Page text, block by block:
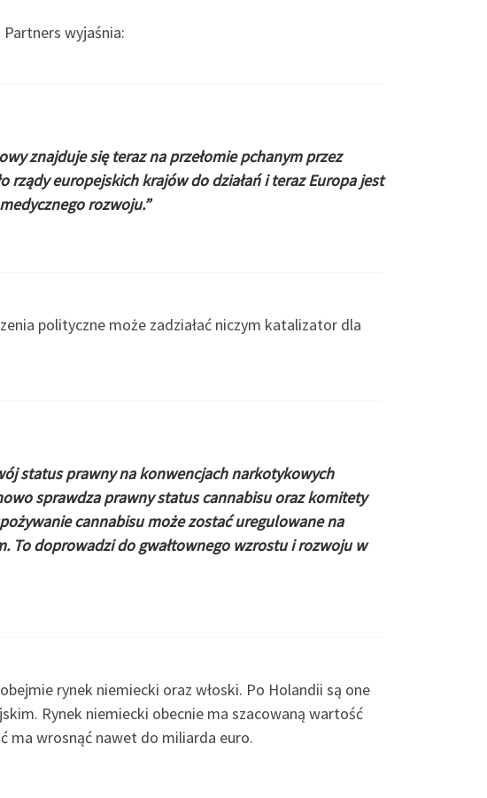
wyjaśnia:
znajduje się teraz na przełomie pchanym przez
rządy europejskich krajów do działań i teraz Europa jest
rozwoju.”
polityczne może zadziałać niczym katalizator dla
status prawny na konwencjach narkotykowych
sprawdza prawny status cannabisu oraz komitety
cannabisu może zostać uregulowane na
To doprowadzi do gwałtownego wzrostu i rozwoju w
rynek niemiecki oraz włoski. Po Holandii są one
Rynek niemiecki obecnie ma szacowaną wartość
ma wrosnąć nawet do miliarda euro.